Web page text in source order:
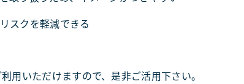
スクを軽減できる
いただけますので、是非ご活用下さい。